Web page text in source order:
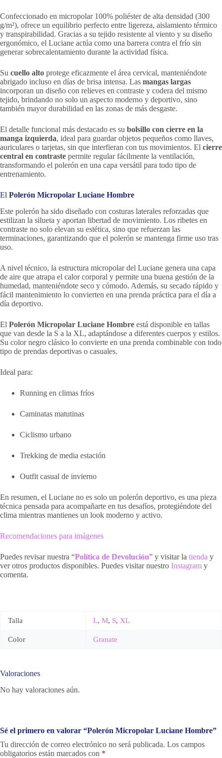
Confeccionado en micropolar 100% poliéster de alta densidad (300
g/m²), ofrece un equilibrio perfecto entre ligereza, aislamiento térmico
y transpirabilidad. Gracias a su tejido resistente al viento y su diseño
ergonómico, el Luciane actúa como una barrera contra el frío sin
generar sobrecalentamiento durante la actividad física.
Su cuello alto protege eficazmente el área cervical, manteniéndote
abrigado incluso en días de brisa intensa. Las mangas largas
incorporan un diseño con relieves en contraste y codera del mismo
tejido, brindando no solo un aspecto moderno y deportivo, sino
también mayor durabilidad en las zonas de más desgaste.
El detalle funcional más destacado es su bolsillo con cierre en la
manga izquierda, ideal para guardar objetos pequeños como llaves,
auriculares o tarjetas, sin que interfieran con tus movimientos. El cierre
central en contraste permite regular fácilmente la ventilación,
transformando el polerón en una capa versátil para todo tipo de
entrenamiento.
El Polerón Micropolar Luciane Hombre
Este polerón ha sido diseñado con costuras laterales reforzadas que
estilizan la silueta y aportan libertad de movimiento. Los ribetes en
contraste no solo elevan su estética, sino que refuerzan las
terminaciones, garantizando que el polerón se mantenga firme uso tras
uso.
A nivel técnico, la estructura micropolar del Luciane genera una capa
de aire que atrapa el calor corporal y permite una buena gestión de la
humedad, manteniéndote seco y cómodo. Además, su secado rápido y
fácil mantenimiento lo convierten en una prenda práctica para el día a
día deportivo.
El Polerón Micropolar Luciane Hombre está disponible en tallas
que van desde la S a la XL, adaptándose a diferentes cuerpos y estilos.
Su color negro clásico lo convierte en una prenda combinable con todo
tipo de prendas deportivas o casuales.
Ideal para:
Running en climas fríos
Caminatas matutinas
Ciclismo urbano
Trekking de media estación
Outfit casual de invierno
En resumen, el Luciane no es solo un polerón deportivo, es una pieza
técnica pensada para acompañarte en tus desafíos, protegiéndote del
clima mientras mantienes un look moderno y activo.
Recomendaciones para imágenes
Puedes revisar nuestra “Política de Devolución” y visitar la tienda y
ver otros productos disponibles. Puedes visitar nuestro Instagram y
comenta.
Talla L, M, S, XL
Color Granate
Valoraciones
No hay valoraciones aún.
Sé el primero en valorar “Polerón Micropolar Luciane Hombre”
Tu dirección de correo electrónico no será publicada. Los campos
obligatorios están marcados con *